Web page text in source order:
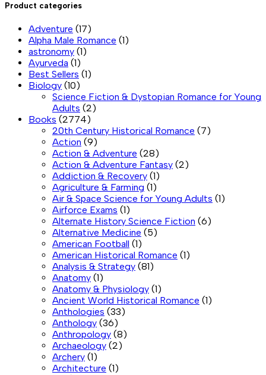
Product categories
Adventure (17)
Alpha Male Romance (1)
astronomy (1)
Ayurveda (1)
Best Sellers (1)
Biology (10)
Science Fiction & Dystopian Romance for Young
Adults (2)
Books (2774)
20th Century Historical Romance (7)
Action (9)
Action & Adventure (28)
Action & Adventure Fantasy (2)
Addiction & Recovery (1)
Agriculture & Farming (1)
Air & Space Science for Young Adults (1)
Airforce Exams (1)
Alternate History Science Fiction (6)
Alternative Medicine (5)
American Football (1)
American Historical Romance (1)
Analysis & Strategy (81)
Anatomy (1)
Anatomy & Physiology (1)
Ancient World Historical Romance (1)
Anthologies (33)
Anthology (36)
Anthropology (8)
Archaeology (2)
Archery (1)
Architecture (1)